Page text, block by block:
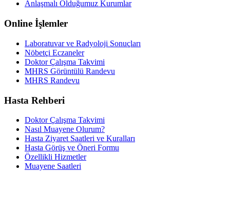
Anlaşmalı Olduğumuz Kurumlar
Online İşlemler
Laboratuvar ve Radyoloji Sonuçları
Nöbetçi Eczaneler
Doktor Çalışma Takvimi
MHRS Görüntülü Randevu
MHRS Randevu
Hasta Rehberi
Doktor Çalışma Takvimi
Nasıl Muayene Olurum?
Hasta Ziyaret Saatleri ve Kuralları
Hasta Görüş ve Öneri Formu
Özellikli Hizmetler
Muayene Saatleri